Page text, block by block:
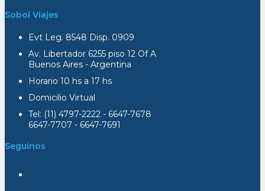
Sobol Viajes
Evt Leg. 8548 Disp. 0909
Av. Libertador 6255 piso 12 Of A
Buenos Aires - Argentina
Horario 10 hs a 17 hs
Domicilio Virtual
Tel: (11) 4797-2222 - 6647-7678
6647-7707 - 6647-7691
Seguinos